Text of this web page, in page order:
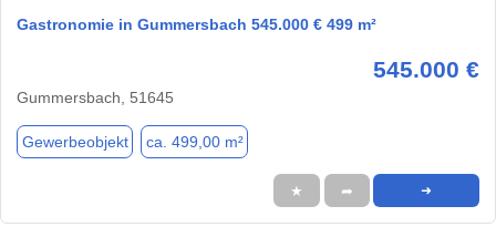
Gastronomie in Gummersbach 545.000 € 499 m²
545.000 €
Gummersbach, 51645
Gewerbeobjekt ca. 499,00 m²
★ ➦ ➜